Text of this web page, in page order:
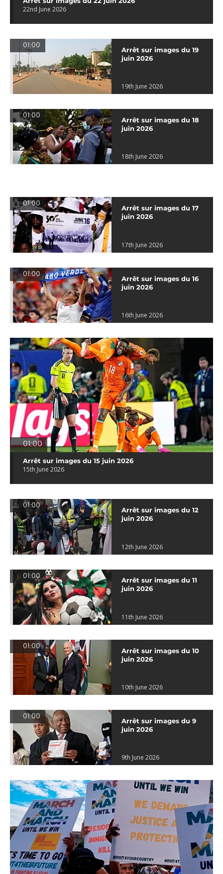
22nd June 2026
01:00
Arrêt sur images du 19
juin 2026
19th June 2026
01:00
Arrêt sur images du 18
juin 2026
18th June 2026
01:00
Arrêt sur images du 17
juin 2026
17th June 2026
01:00
Arrêt sur images du 16
juin 2026
16th June 2026
01:00
Arrêt sur images du 15 juin 2026
15th June 2026
01:00
Arrêt sur images du 12
juin 2026
12th June 2026
01:00
Arrêt sur images du 11
juin 2026
11th June 2026
01:00
Arrêt sur images du 10
juin 2026
10th June 2026
01:00
Arrêt sur images du 9
juin 2026
9th June 2026